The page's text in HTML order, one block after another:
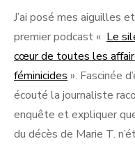
J’ai posé mes aiguilles
premier podcast « Le
cœur de toutes les
féminicides ». Fascinée
écouté la journaliste
enquête et expliquer
du décès de Marie T.